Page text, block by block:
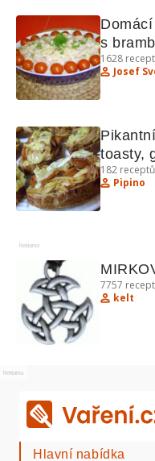
s
1628
Josef
toasty,
182 receptů
Pipino
Reklama
7757
kelt
Reklama
Hlavní nabídka